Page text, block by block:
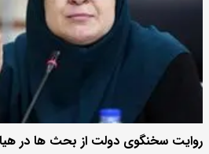
روایت سخنگوی دولت از بحث ها در